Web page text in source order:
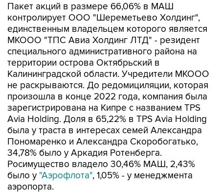
Пакет акций в размере 66,06% в МАШ
контролирует ООО "Шереметьево Холдинг",
единственным владельцем которого является
МКООО "ТПС Авиа Холдинг ЛТД" - резидент
специального административного района на
территории острова Октябрьский в
Калининградской области. Учредители МКООО
не раскрываются. До редомициляции, которая
произошла в конце 2022 года, компания была
зарегистрирована на Кипре с названием TPS
Avia Holding. Доля в 65,22% в TPS Avia Holding
была у траста в интересах семей Александра
Пономаренко и Александра Скоробогатько,
34,78% было у Аркадия Ротенберга.
Росимущество владело 30,46% МАШ, 2,43%
было у "Аэрофлота", 1,05% - у менеджмента
аэропорта.